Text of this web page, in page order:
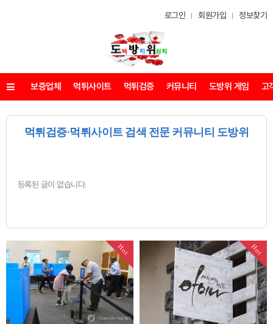
로그인 회원가입 정보찾기
메뉴 보증업체 먹튀사이트 먹튀검증 커뮤니티 도방위 게임 고
먹튀검증·먹튀사이트 검색 전문 커뮤니티 도방위
등록된 글이 없습니다.
Hot Hot